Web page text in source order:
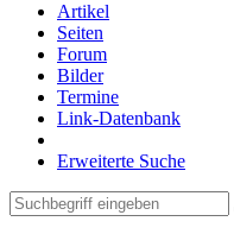
Artikel
Seiten
Forum
Bilder
Termine
Link-Datenbank
Erweiterte Suche